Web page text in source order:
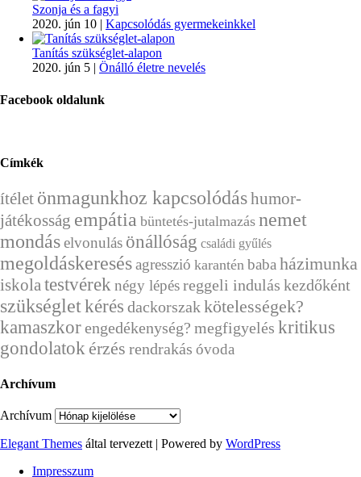
Szonja és a fagyi
2020. jún 10 | Kapcsolódás gyermekeinkkel
Tanítás szükséglet-alapon
2020. jún 5 | Önálló életre nevelés
Facebook oldalunk
Címkék
ítélet önmagunkhoz kapcsolódáshumor-
játékosság empátia büntetés-jutalmazás nemet
mondáselvonulás önállóság családi gyűlés
megoldáskeresésagresszió karantén babaházimunka
iskolatestvéreknégy lépésreggeli indulás kezdőként
szükségletkérés dackorszakkötelességek?
kamaszkorengedékenység? megfigyelés kritikus
gondolatok érzés rendrakás óvoda
Archívum
Archívum
Elegant Themes által tervezett | Powered by WordPress
Impresszum